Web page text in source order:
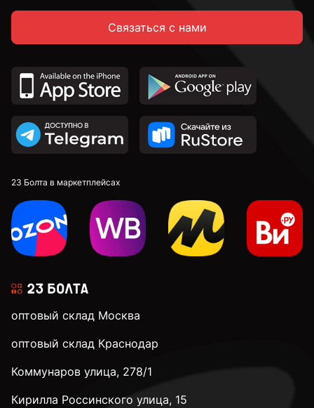
Связаться с нами
23 Болта в маркетплейсах
оптовый склад Москва
оптовый склад Краснодар
Коммунаров улица, 278/1
Кирилла Россинского улица, 15